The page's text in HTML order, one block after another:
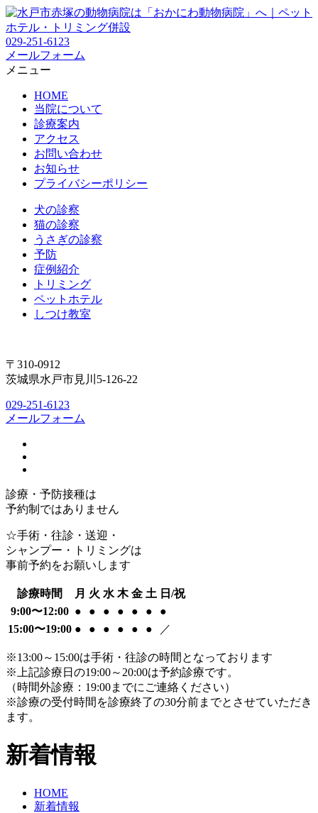
029-251-6123
メールフォーム
メニュー
HOME
当院について
診療案内
アクセス
お問い合わせ
お知らせ
プライバシーポリシー
犬の診察
猫の診察
うさぎの診察
予防
症例紹介
トリミング
ペットホテル
しつけ教室
〒310-0912
茨城県水戸市見川5-126-22
029-251-6123
メールフォーム
診療・予防接種は
予約制ではありません
☆手術・往診・送迎・
シャンプー・トリミングは
事前予約をお願いします
診療時間 月 火 水 木 金 土 日/祝
9:00〜12:00 ● ● ● ● ● ●
●
15:00〜19:00 ● ● ● ● ● ● ／
※13:00～15:00は手術・往診の時間となっております
※上記診療日の19:00～20:00は予約診療です。
（時間外診療：19:00までにご連絡ください）
※診療の受付時間を診療終了の30分前までとさせていただき
ます。
新着情報
HOME
新着情報